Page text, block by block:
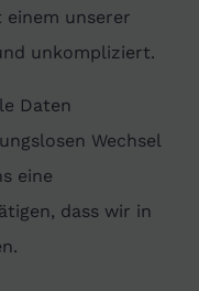
einem unserer
unkompliziert.
Daten
Wechsel
eine
dass wir in